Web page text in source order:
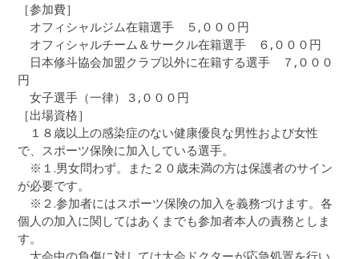
［参加費］
オフィシャルジム在籍選手 ５,０００円
オフィシャルチーム＆サークル在籍選手 ６,０００円
日本修斗協会加盟クラブ以外に在籍する選手 ７,０００
円
女子選手（一律）３,０００円
［出場資格］
１８歳以上の感染症のない健康優良な男性および女性
で、スポーツ保険に加入している選手。
※１.男女問わず。また２０歳未満の方は保護者のサイン
が必要です。
※２.参加者にはスポーツ保険の加入を義務づけます。各
個人の加入に関してはあくまでも参加者本人の責務としま
す。